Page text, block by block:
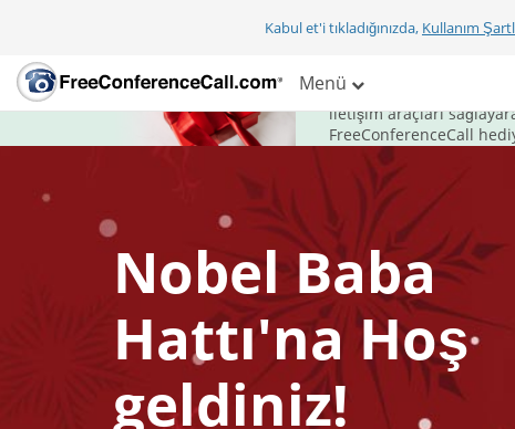
Kabul et'i tıkladığınızda, Kullanım
MenüBu bayram,
iletişim araçları
FreeConferenceCall
Nobel Baba
Hattı'na Hoş
geldiniz!